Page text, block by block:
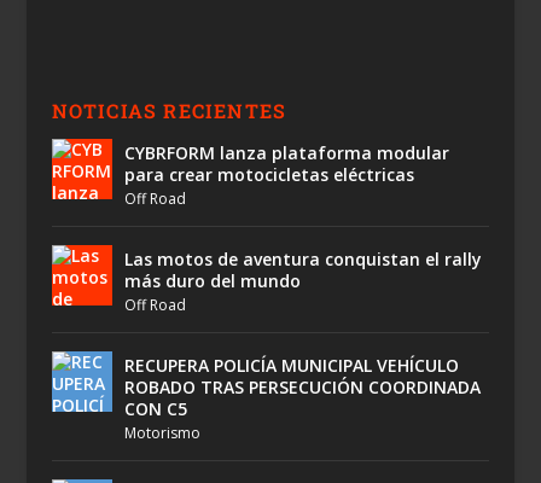
NOTICIAS RECIENTES
CYBRFORM lanza plataforma modular
para crear motocicletas eléctricas
Off Road
Las motos de aventura conquistan el rally
más duro del mundo
Off Road
RECUPERA POLICÍA MUNICIPAL VEHÍCULO
ROBADO TRAS PERSECUCIÓN COORDINADA
CON C5
Motorismo